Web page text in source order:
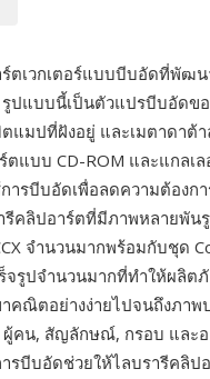
ร์ตเวกเตอร์แบบบีบอัดที่พัฒ
ปแบบนี้เป็นตัวแปรบีบอัดขอ
ตแมปที่ฝังอยู่ และเมตาดาต้
แบบ CD-ROM และแกลเ
ารบีบอัดเพื่อลดความต้องก
คลิปอาร์ตที่มีภาพหลายพัน
จำนวนมากพร้อมกับชุด
รูปจำนวนมากที่ทำให้ผลิต
คณิตอย่างง่ายไปจนถึงภา
ผู้คน, สัญลักษณ์, กรอบ และ
รบีบอัดช่วยให้ไลบรารีคลิ